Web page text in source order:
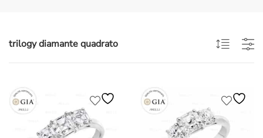
trilogy diamante quadrato